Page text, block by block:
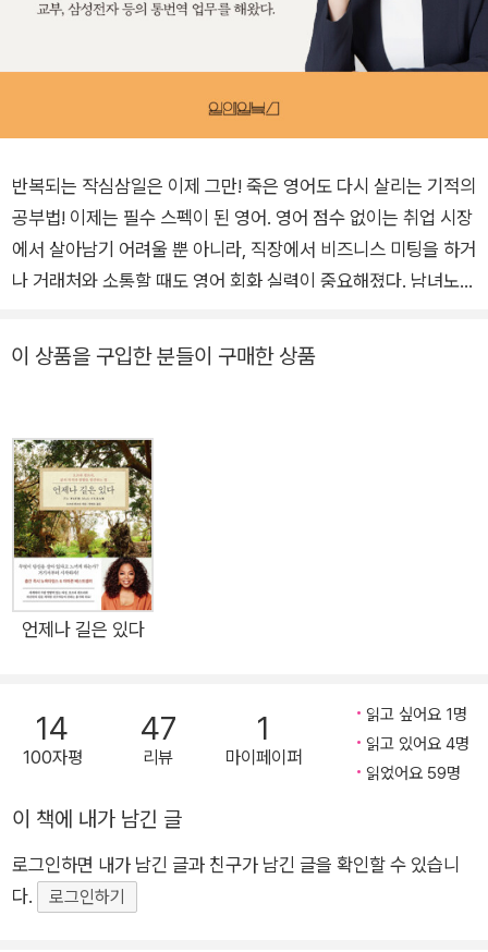
반복되는 작심삼일은 이제 그만! 죽은 영어도 다시 살리는 기적의
공부법! 이제는 필수 스펙이 된 영어. 영어 점수 없이는 취업 시장
에서 살아남기 어려울 뿐 아니라, 직장에서 비즈니스 미팅을 하거
나 거래처와 소통할 때도 영어 회화 실력이 중요해졌다. 남녀노소
만 하다. 시중에 각종 학습법과 교재는 참 많은데 뭘 골라서 어떻
년간 활약한 저자는 그 누구의 영어도 ‘완벽’할 수 없다고 조언한
다. 사실 한국인인 우리의 한국어도 완벽하지는 않다. 모든 한국
인이 표준어를 쓰고, 맞춤법을 완벽하게 지키는 것은 아니다. 그
래도 우리는 서로 원활하게 마음을 나누며 소통하고 살아간다. 모
국어인 한국어에서 나오는 실수에는 관대하면서 왜 영어에서만
큼은 엄격해지는가? 완벽하고 싶다는 강박관념이 당신의 영어
발목을 잡고 있는 것은 아닌가? 영어공부에도 왕도는 있다. 그러
트, 유튜브의 등장으로 지금은 그 어느 때보다 영어를 학습하기
좋은 시기다. 물론 아무리 도구가 좋아도 생각 없이 공부해서는
원하는 목표를 이루기 어렵다. 이 책은 OTT, 유튜브 등 범람하는
콘텐츠를 영어공부에 활용하는 방법부터, 영어공부에 대한 오해
등을 알려준다. 반복되는 작심삼일로 괴로운 당신, 이제 ‘마지막’
영어공부를 시작해보자. 어차피 공부할 거 제대로 시작하라! 현직
이 상품을 구입한 분들이 구매한 상품
언제나 길은 있다
14
100자평
47
리뷰
1
마이페이퍼
읽고 싶어요 1명
읽고 있어요 4명
읽었어요 59명
이 책에 내가 남긴 글
로그인하면 내가 남긴 글과 친구가 남긴 글을 확인할 수 있습니
다.
로그인하기